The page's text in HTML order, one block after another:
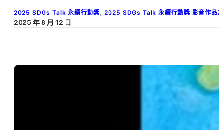
2025 SDGs Talk 永續行動獎, 2025 SDGs Talk 永續行動獎 影音作品
2025 年 8 月 12 日